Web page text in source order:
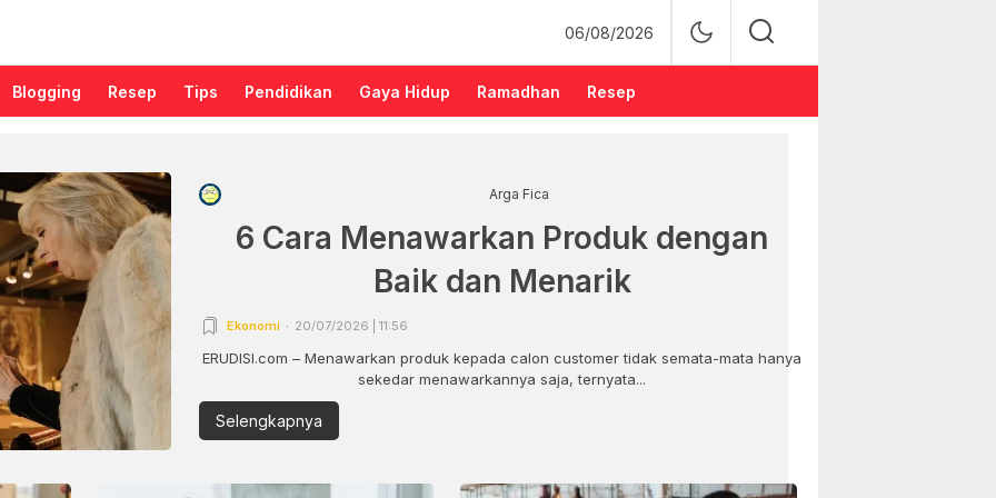
06/08/2026
Blogging Resep Tips Pendidikan Gaya Hidup Ramadhan Resep
Arga Fica
6 Cara Menawarkan Produk dengan
Baik dan Menarik
Ekonomi 20/07/2026 | 11:56
ERUDISI.com – Menawarkan produk kepada calon customer tidak semata-mata hanya
sekedar menawarkannya saja, ternyata...
Selengkapnya